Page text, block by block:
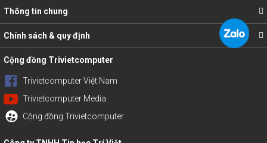
Thông tin chung
Chính sách & quy định
Cộng đồng Trivietcomputer
Trivietcomputer Việt Nam
Trivietcomputer Media
Cộng đồng Trivietcomputer